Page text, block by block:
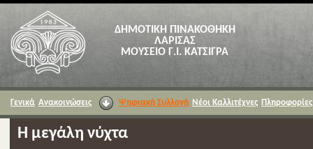
ΔΗΜΟΤΙΚΗ ΠΙΝΑΚΟΘΗΚΗ
ΛΑΡΙΣΑΣ
ΜΟΥΣΕΙΟ Γ.Ι. ΚΑΤΣΙΓΡΑ
Γενικά Ανακοινώσεις Ψηφιακή Συλλογή Νέοι Καλλιτέχνες Πληροφορίες
Η μεγάλη νύχτα